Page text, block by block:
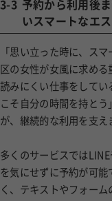
いスマートなエス
「思い立った時に、ス
区の女性が女風に求め
読みにくい仕事をして
こそ自分の時間を持と
が、継続的な利用を支え
を気にせずに予約が可能
く、テキストやフォー
まった後の深夜、ある